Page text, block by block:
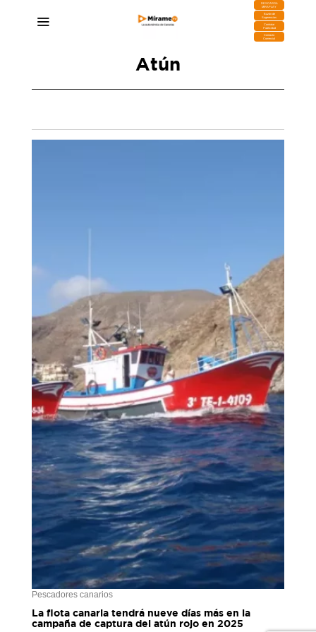
DESCARGA
MIRAPLAY
Buzón de
Sugerencias
Contratar
Publicidad
Contacto
Comercial
Atún
Pescadores canarios
La flota canaria tendrá nueve días más en la
campaña de captura del atún rojo en 2025